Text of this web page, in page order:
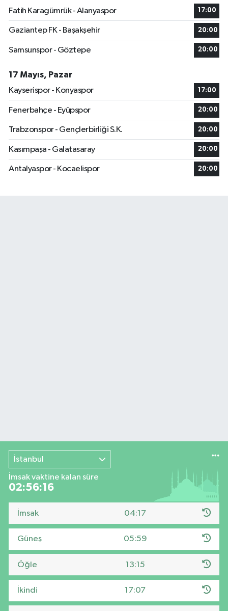
Fatih Karagümrük - Alanyaspor
17:00
Gaziantep FK - Başakşehir 20:00
Samsunspor - Göztepe 20:00
17 Mayıs, Pazar
Kayserispor - Konyaspor
17:00
Fenerbahçe - Eyüpspor 20:00
Trabzonspor - Gençlerbirliği S.K. 20:00
Kasımpaşa - Galatasaray 20:00
Antalyaspor - Kocaelispor 20:00
İstanbul
İmsak vaktine kalan süre
02:56:15
İmsak 04:17
Güneş 05:59
Öğle 13:15
İkindi 17:07